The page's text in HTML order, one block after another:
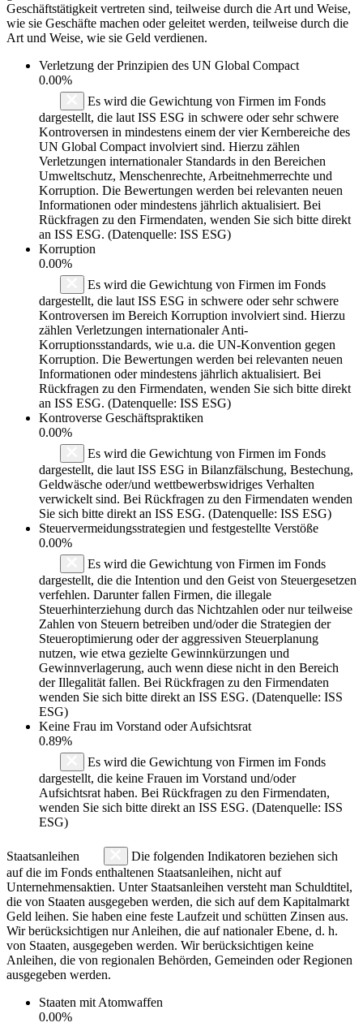
Geschäftstätigkeit vertreten sind, teilweise durch die Art und Weise,
wie sie Geschäfte machen oder geleitet werden, teilweise durch die
Art und Weise, wie sie Geld verdienen.
Verletzung der Prinzipien des UN Global Compact
0.00%
Es wird die Gewichtung von Firmen im Fonds
dargestellt, die laut ISS ESG in schwere oder sehr schwere
Kontroversen in mindestens einem der vier Kernbereiche des
UN Global Compact involviert sind. Hierzu zählen
Verletzungen internationaler Standards in den Bereichen
Umweltschutz, Menschenrechte, Arbeitnehmerrechte und
Korruption. Die Bewertungen werden bei relevanten neuen
Informationen oder mindestens jährlich aktualisiert. Bei
Rückfragen zu den Firmendaten, wenden Sie sich bitte direkt
an ISS ESG. (Datenquelle: ISS ESG)
Korruption
0.00%
Es wird die Gewichtung von Firmen im Fonds
dargestellt, die laut ISS ESG in schwere oder sehr schwere
Kontroversen im Bereich Korruption involviert sind. Hierzu
zählen Verletzungen internationaler Anti-
Korruptionsstandards, wie u.a. die UN-Konvention gegen
Korruption. Die Bewertungen werden bei relevanten neuen
Informationen oder mindestens jährlich aktualisiert. Bei
Rückfragen zu den Firmendaten, wenden Sie sich bitte direkt
an ISS ESG. (Datenquelle: ISS ESG)
Kontroverse Geschäftspraktiken
0.00%
Es wird die Gewichtung von Firmen im Fonds
dargestellt, die laut ISS ESG in Bilanzfälschung, Bestechung,
Geldwäsche oder/und wettbewerbswidriges Verhalten
verwickelt sind. Bei Rückfragen zu den Firmendaten wenden
Sie sich bitte direkt an ISS ESG. (Datenquelle: ISS ESG)
Steuervermeidungsstrategien und festgestellte Verstöße
0.00%
Es wird die Gewichtung von Firmen im Fonds
dargestellt, die die Intention und den Geist von Steuergesetzen
verfehlen. Darunter fallen Firmen, die illegale
Steuerhinterziehung durch das Nichtzahlen oder nur teilweise
Zahlen von Steuern betreiben und/oder die Strategien der
Steueroptimierung oder der aggressiven Steuerplanung
nutzen, wie etwa gezielte Gewinnkürzungen und
Gewinnverlagerung, auch wenn diese nicht in den Bereich
der Illegalität fallen. Bei Rückfragen zu den Firmendaten
wenden Sie sich bitte direkt an ISS ESG. (Datenquelle: ISS
ESG)
Keine Frau im Vorstand oder Aufsichtsrat
0.89%
Es wird die Gewichtung von Firmen im Fonds
dargestellt, die keine Frauen im Vorstand und/oder
Aufsichtsrat haben. Bei Rückfragen zu den Firmendaten,
wenden Sie sich bitte direkt an ISS ESG. (Datenquelle: ISS
ESG)
Staatsanleihen
Die folgenden Indikatoren beziehen sich
auf die im Fonds enthaltenen Staatsanleihen, nicht auf
Unternehmensaktien. Unter Staatsanleihen versteht man Schuldtitel,
die von Staaten ausgegeben werden, die sich auf dem Kapitalmarkt
Geld leihen. Sie haben eine feste Laufzeit und schütten Zinsen aus.
Wir berücksichtigen nur Anleihen, die auf nationaler Ebene, d. h.
von Staaten, ausgegeben werden. Wir berücksichtigen keine
Anleihen, die von regionalen Behörden, Gemeinden oder Regionen
ausgegeben werden.
Staaten mit Atomwaffen
0.00%